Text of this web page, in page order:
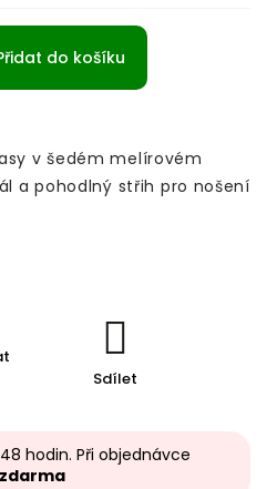
do košíku
v šedém melírovém
a pohodlný střih pro nošení
Sdílet
hodin. Při objednávce